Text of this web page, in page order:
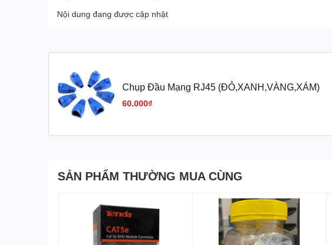
Nội dung đang được cập nhật
Chụp Đầu Mạng RJ45 (ĐỎ,XANH,VÀNG,XÁM)
60.000₫
SẢN PHẨM THƯỜNG MUA CÙNG